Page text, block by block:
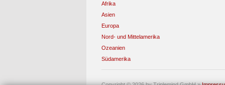
Afrika
Asien
Europa
Nord- und Mittelamerika
Ozeanien
Südamerika